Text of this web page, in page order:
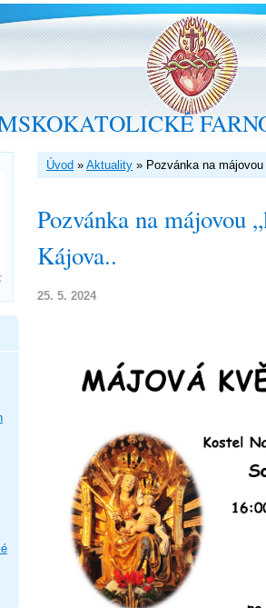
Úvod » Aktuality » Pozvánka na
Pozvánka na májovou
Kájova..
25. 5. 2024